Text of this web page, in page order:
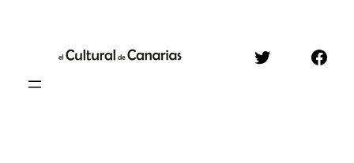
contenido
Twitter